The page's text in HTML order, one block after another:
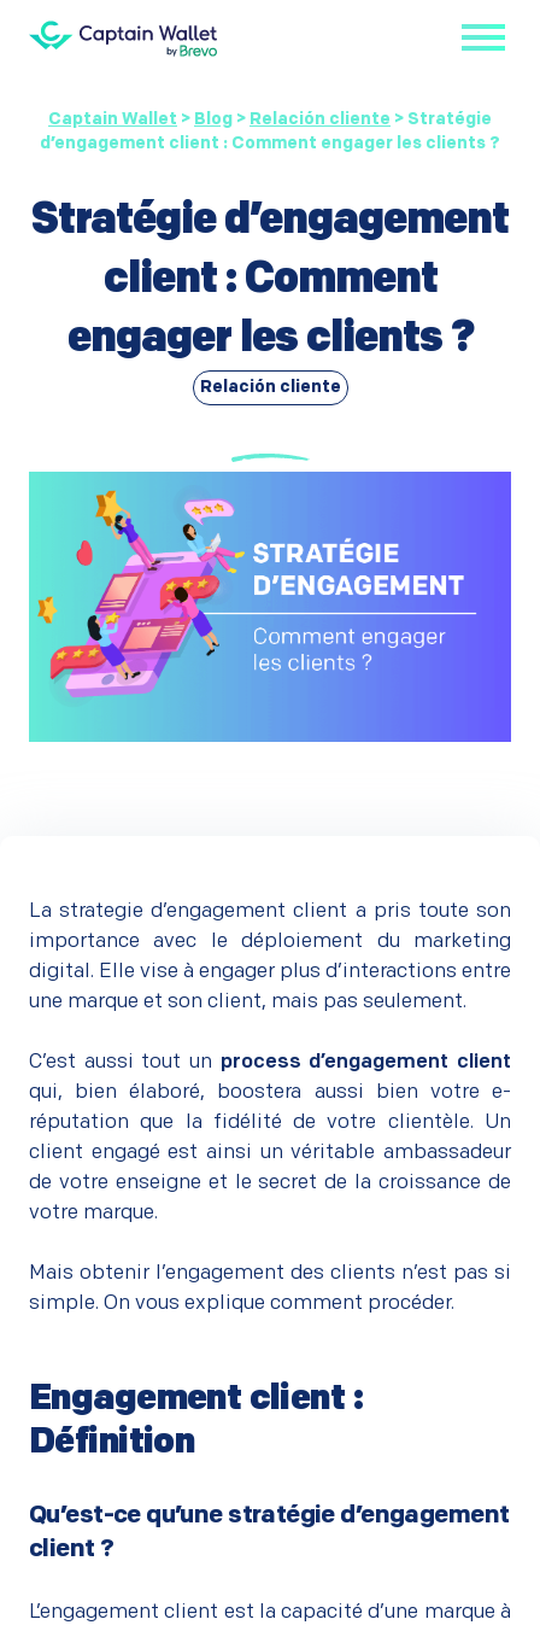
Captain Wallet > Blog > Relación cliente > Stratégie
d’engagement client : Comment engager les clients ?
Stratégie d’engagement
client : Comment
engager les clients ?
Relación cliente
La strategie d’engagement client a pris toute son
importance avec le déploiement du marketing
digital. Elle vise à engager plus d’interactions entre
une marque et son client, mais pas seulement.
C’est aussi tout un process d’engagement client
qui, bien élaboré, boostera aussi bien votre e-
réputation que la fidélité de votre clientèle. Un
client engagé est ainsi un véritable ambassadeur
de votre enseigne et le secret de la croissance de
votre marque.
Mais obtenir l’engagement des clients n’est pas si
simple. On vous explique comment procéder.
Engagement client :
Définition
Qu’est-ce qu’une stratégie d’engagement
client ?
L’engagement client est la capacité d’une marque à